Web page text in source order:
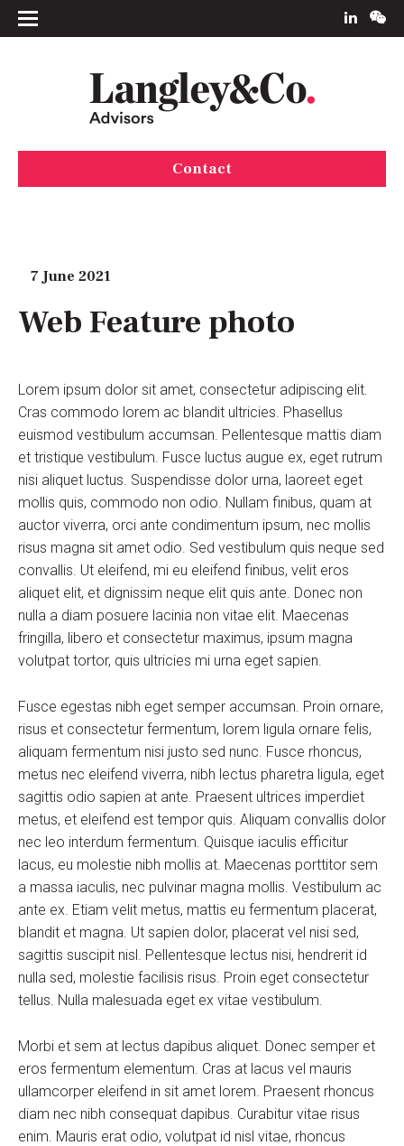
Contact
7 June 2021
Web Feature photo
Lorem ipsum dolor sit amet, consectetur adipiscing elit.
Cras commodo lorem ac blandit ultricies. Phasellus
euismod vestibulum accumsan. Pellentesque mattis diam
et tristique vestibulum. Fusce luctus augue ex, eget rutrum
nisi aliquet luctus. Suspendisse dolor urna, laoreet eget
mollis quis, commodo non odio. Nullam finibus, quam at
auctor viverra, orci ante condimentum ipsum, nec mollis
risus magna sit amet odio. Sed vestibulum quis neque sed
convallis. Ut eleifend, mi eu eleifend finibus, velit eros
aliquet elit, et dignissim neque elit quis ante. Donec non
nulla a diam posuere lacinia non vitae elit. Maecenas
fringilla, libero et consectetur maximus, ipsum magna
volutpat tortor, quis ultricies mi urna eget sapien.
Fusce egestas nibh eget semper accumsan. Proin ornare,
risus et consectetur fermentum, lorem ligula ornare felis,
aliquam fermentum nisi justo sed nunc. Fusce rhoncus,
metus nec eleifend viverra, nibh lectus pharetra ligula, eget
sagittis odio sapien at ante. Praesent ultrices imperdiet
metus, et eleifend est tempor quis. Aliquam convallis dolor
nec leo interdum fermentum. Quisque iaculis efficitur
lacus, eu molestie nibh mollis at. Maecenas porttitor sem
a massa iaculis, nec pulvinar magna mollis. Vestibulum ac
ante ex. Etiam velit metus, mattis eu fermentum placerat,
blandit et magna. Ut sapien dolor, placerat vel nisi sed,
sagittis suscipit nisl. Pellentesque lectus nisi, hendrerit id
nulla sed, molestie facilisis risus. Proin eget consectetur
tellus. Nulla malesuada eget ex vitae vestibulum.
Morbi et sem at lectus dapibus aliquet. Donec semper et
eros fermentum elementum. Cras at lacus vel mauris
ullamcorper eleifend in sit amet lorem. Praesent rhoncus
diam nec nibh consequat dapibus. Curabitur vitae risus
enim. Mauris erat odio, volutpat id nisl vitae, rhoncus